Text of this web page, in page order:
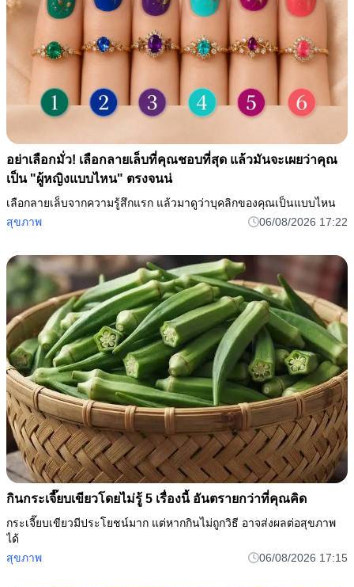
อย่าเลือกมั่ว! เลือกลายเล็บที่คุณชอบที่สุด แล้วมันจะเผยว่าคุณ
เป็น "ผู้หญิงแบบไหน" ตรงจนน่
เลือกลายเล็บจากความรู้สึกแรก แล้วมาดูว่าบุคลิกของคุณเป็นแบบไหน
สุขภาพ
06/08/2026 17:22
กินกระเจี๊ยบเขียวโดยไม่รู้ 5 เรื่องนี้ อันตรายกว่าที่คุณคิด
กระเจี๊ยบเขียวมีประโยชน์มาก แต่หากกินไม่ถูกวิธี อาจส่งผลต่อสุขภาพ
ได้
สุขภาพ
06/08/2026 17:15